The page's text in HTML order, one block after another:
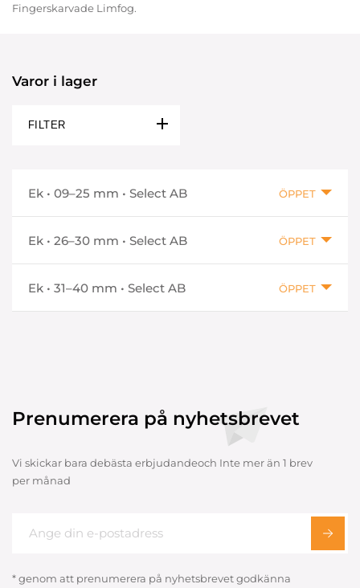
Fingerskarvade Limfog.
Varor i lager
FILTER
Ek • 09–25 mm • Select AB ÖPPET
Ek • 26–30 mm • Select AB ÖPPET
Ek • 31–40 mm • Select AB ÖPPET
Prenumerera på nyhetsbrevet
Vi skickar bara debästa erbjudandeoch Inte mer än 1 brev
per månad
* genom att prenumerera på nyhetsbrevet godkänna